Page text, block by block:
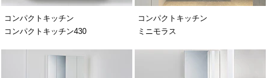
コンパクトキッチン
コンパクトキッチン430
コンパクトキッチン
ミニモラス